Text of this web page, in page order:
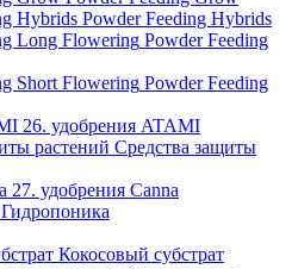
Powder Feeding Hybrids
Powder Feeding
Powder Feeding
26. удобрения ATAMI
Средства защиты
27. удобрения Canna
Гидропоника
Кокосовый субстрат